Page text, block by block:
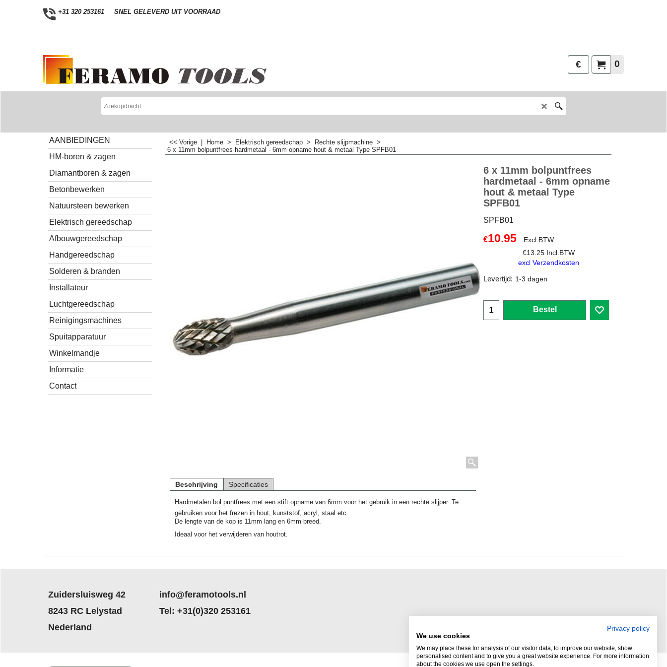
+31 320 253161 SNEL GELEVERD UIT VOORRAAD
0
€
AANBIEDINGEN
HM-boren & zagen
Diamantboren & zagen
Betonbewerken
Natuursteen bewerken
Elektrisch gereedschap
Afbouwgereedschap
Handgereedschap
Solderen & branden
Installateur
Luchtgereedschap
Reinigingsmachines
Spuitapparatuur
Winkelmandje
Informatie
Contact
<< Vorige Home > Elektrisch gereedschap > Rechte slijpmachine >
6 x 11mm bolpuntfrees hardmetaal - 6mm opname hout & metaal Type SPFB01
6 x 11mm bolpuntfrees
hardmetaal - 6mm opname
hout & metaal Type
SPFB01
SPFB01
€10.95
Excl.BTW
€13.25 Incl.BTW
excl Verzendkosten
Levertijd: 1-3 dagen
Bestel
Beschrijving Specificaties
Hardmetalen bol puntfrees met een stift opname van 6mm voor het gebruik in een rechte slijper. Te
gebruiken voor het frezen in hout, kunststof, acryl, staal etc.
De lengte van de kop is 11mm lang en 6mm breed.
Ideaal voor het verwijderen van houtrot.
Zuidersluisweg 42
8243 RC Lelystad
Nederland
info@feramotools.nl
Tel: +31(0)320 253161
Privacy policy
We use cookies
We may place these for analysis of our visitor data, to improve our website, show
personalised content and to give you a great website experience. For more information
about the cookies we use open the settings.